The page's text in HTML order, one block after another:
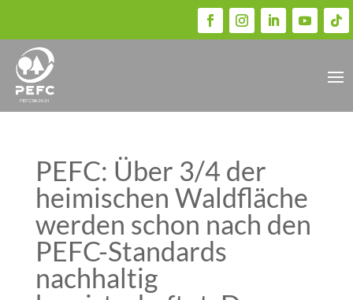
PEFC: Über 3/4 der
heimischen Waldfläche
werden schon nach den
PEFC-Standards
nachhaltig